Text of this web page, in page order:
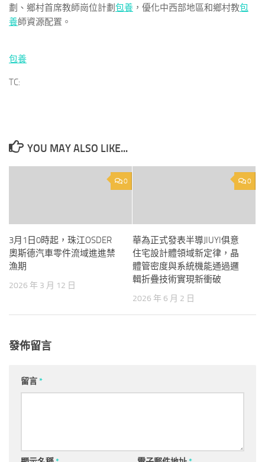
劃、鄉村首席教師崗位計劃 包養 ，優化中西部地區和鄉村教包
養師資源配置。
包養
TC:
YOU MAY ALSO LIKE...
0
3月1日0時起，珠江OSDER
奧斯德汽車零件流域進進禁
漁期
2026 年 3 月 12 日
0
華為正式發表半導JIUYI俱意
住宅設計體領域新定律，晶
體管密度與系統機能通過邏
輯折疊技術實現新衝破
2026 年 6 月 2 日
發佈留言
留言*